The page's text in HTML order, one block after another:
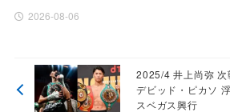
2026-08-06
2025/4 井上尚弥 次
デビッド・ピカソ
スベガス興行